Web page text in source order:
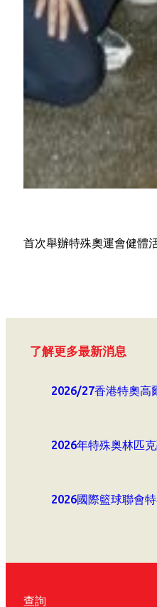
首次舉辦特殊奧運會健體
了解更多最新消息
2026/27香港特奧高
2026年特殊奥林匹
2026國際籃球聯會
查詢